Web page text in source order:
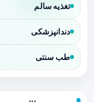
تغذیه سالم
دندانپزشکی
طب سنتی